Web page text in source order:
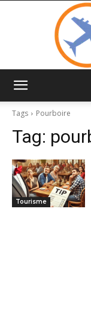
Tags
Pourboire
Tag:
Tourisme